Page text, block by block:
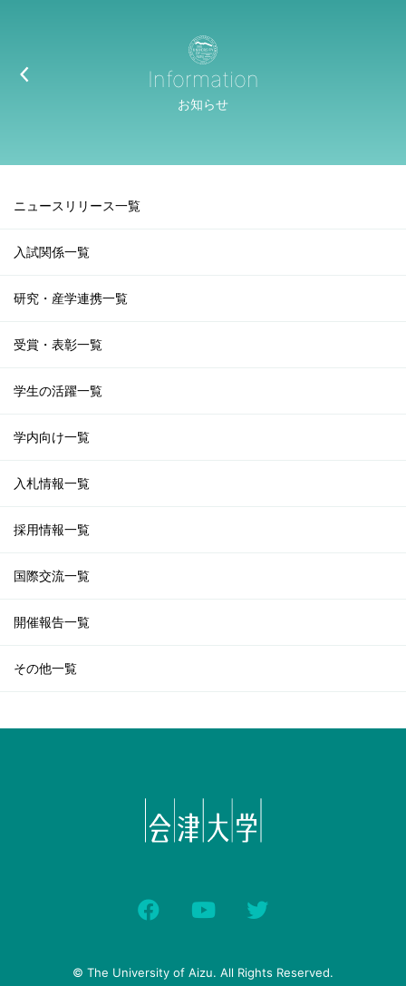
Information
お知らせ
ニュースリリース一覧
入試関係一覧
研究・産学連携一覧
受賞・表彰一覧
学生の活躍一覧
学内向け一覧
入札情報一覧
採用情報一覧
国際交流一覧
開催報告一覧
その他一覧
© The University of Aizu. All Rights Reserved.